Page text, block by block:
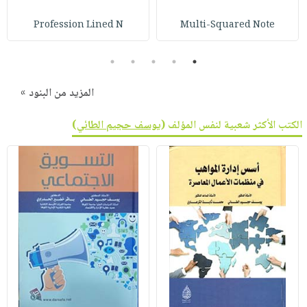
Multi-Squared Note
Profession Lined N
1
2
3
4
5
المزيد من البنود »
الكتب الأكثر شعبية لنفس المؤلف (يوسف حجيم الطائي)